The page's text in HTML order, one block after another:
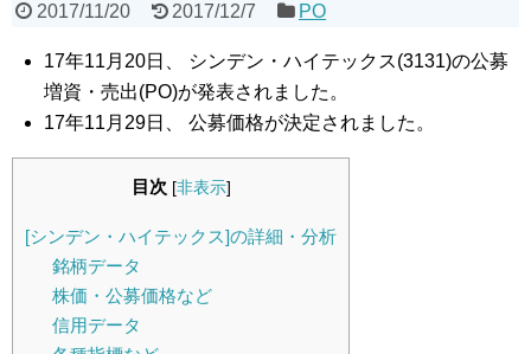
2017/11/20 2017/12/7 PO
17年11月20日、 シンデン・ハイテックス(3131)の公募
増資・売出(PO)が発表されました。
17年11月29日、 公募価格が決定されました。
目次 [非表示]
[シンデン・ハイテックス]の詳細・分析
銘柄データ
株価・公募価格など
信用データ